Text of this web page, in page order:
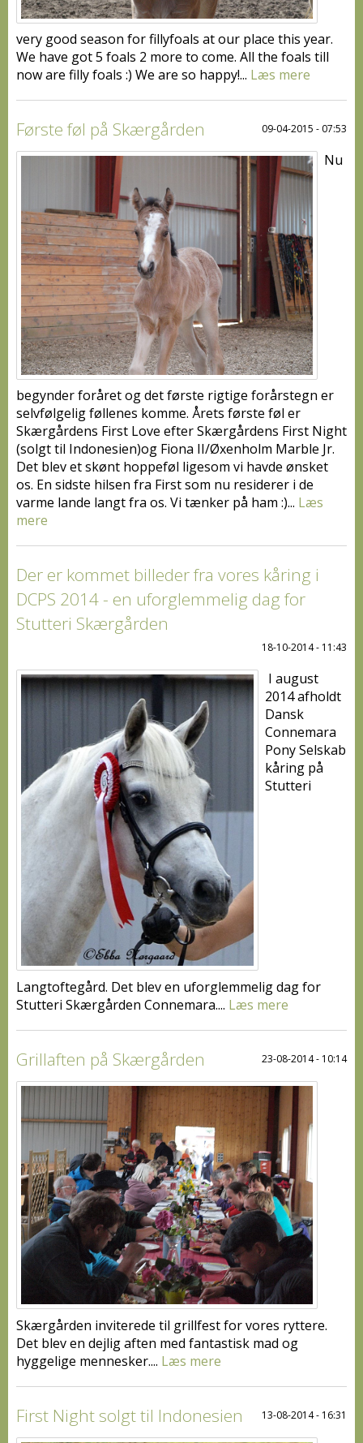
very good season for fillyfoals at our place this year.
We have got 5 foals 2 more to come. All the foals till
now are filly foals :) We are so happy!... Læs mere
Første føl på Skærgården 09-04-2015 - 07:53
Nu
begynder foråret og det første rigtige forårstegn er
selvfølgelig føllenes komme. Årets første føl er
Skærgårdens First Love efter Skærgårdens First Night
(solgt til Indonesien)og Fiona II/Øxenholm Marble Jr.
Det blev et skønt hoppeføl ligesom vi havde ønsket
os. En sidste hilsen fra First som nu residerer i de
varme lande langt fra os. Vi tænker på ham :)... Læs
mere
Der er kommet billeder fra vores kåring i
DCPS 2014 - en uforglemmelig dag for
Stutteri Skærgården
18-10-2014 - 11:43
I august
2014 afholdt
Dansk
Connemara
Pony Selskab
kåring på
Stutteri
Langtoftegård. Det blev en uforglemmelig dag for
Stutteri Skærgården Connemara.... Læs mere
Grillaften på Skærgården 23-08-2014 - 10:14
Skærgården inviterede til grillfest for vores ryttere.
Det blev en dejlig aften med fantastisk mad og
hyggelige mennesker.... Læs mere
First Night solgt til Indonesien 13-08-2014 - 16:31